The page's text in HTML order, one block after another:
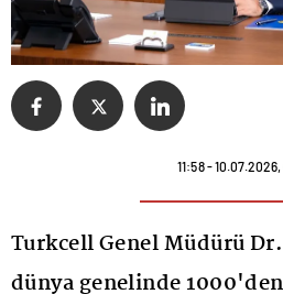
11:58 -
Turkcell Genel Müdürü
dünya genelinde